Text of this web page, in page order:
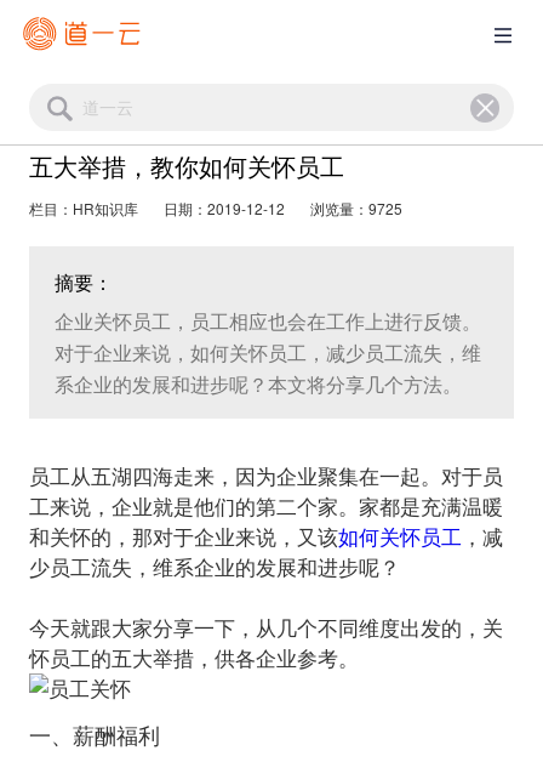
五大举措，教你如何关怀员工
栏目：HR知识库 日期：2019-12-12 浏览量：9725
摘要：
企业关怀员工，员工相应也会在工作上进行反馈。
对于企业来说，如何关怀员工，减少员工流失，维
系企业的发展和进步呢？本文将分享几个方法。
员工从五湖四海走来，因为企业聚集在一起。对于员
工来说，企业就是他们的第二个家。家都是充满温暖
和关怀的，那对于企业来说，又该如何关怀员工，减
少员工流失，维系企业的发展和进步呢？
今天就跟大家分享一下，从几个不同维度出发的，关
一、薪酬福利